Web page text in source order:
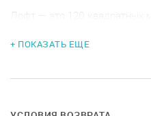
Лофт — это 120 квадратных
мероприятие: от веселой
+ ПОКАЗАТЬ ЕЩЕ